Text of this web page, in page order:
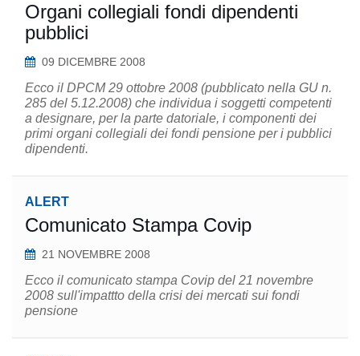
Organi collegiali fondi dipendenti
pubblici
09 DICEMBRE 2008
Ecco il DPCM 29 ottobre 2008 (pubblicato nella GU n.
285 del 5.12.2008) che individua i soggetti competenti
a designare, per la parte datoriale, i componenti dei
primi organi collegiali dei fondi pensione per i pubblici
dipendenti.
ALERT
Comunicato Stampa Covip
21 NOVEMBRE 2008
Ecco il comunicato stampa Covip del 21 novembre
2008 sull'impattto della crisi dei mercati sui fondi
pensione